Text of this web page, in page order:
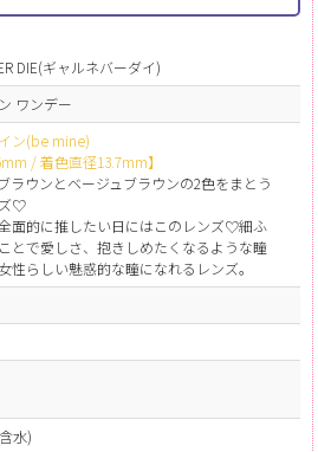
DIE(ギャルネバーダイ)
ワンデー
ン(be mine)
/ 着色直径13.7mm】
ラウンとベージュブラウンの2色をまとう
♡
面的に推したい日にはこのレンズ♡細ふ
とで愛しさ、抱きしめたくなるような瞳
性らしい魅惑的な瞳になれるレンズ。
水)